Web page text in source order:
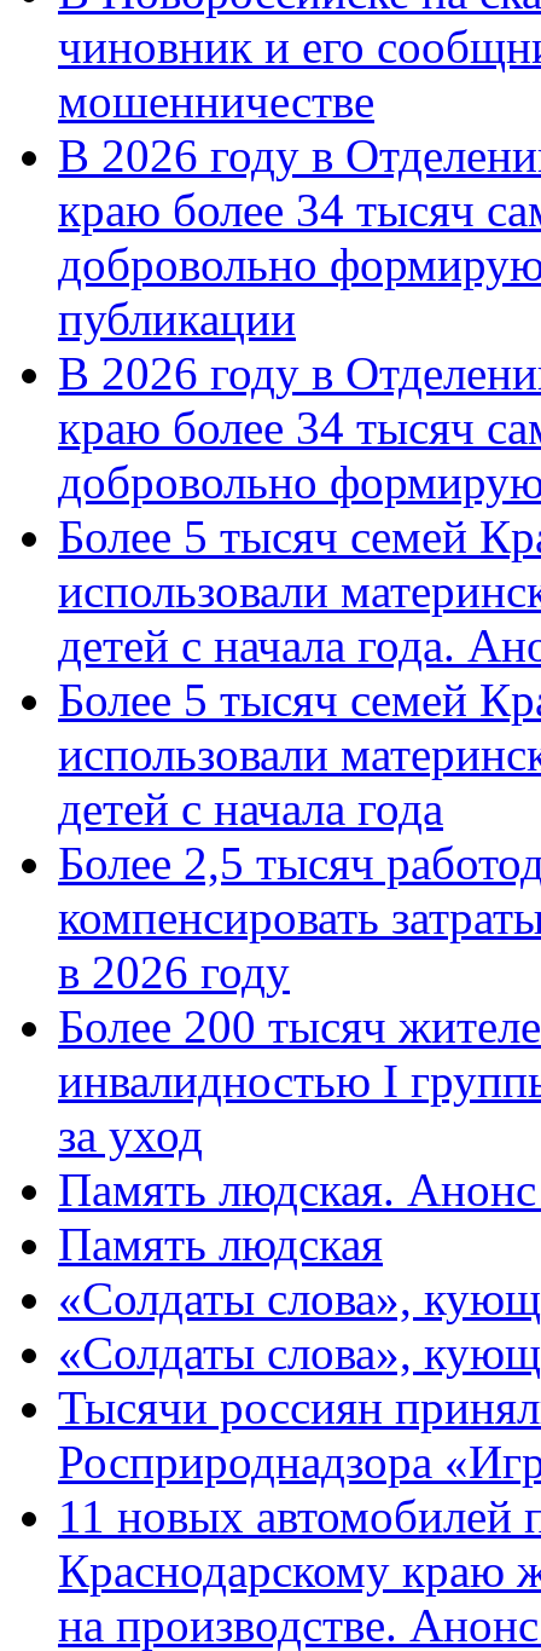
чиновник и его
мошенничестве
В 2026 году в
краю более 34 тысяч
добровольно
публикации
В 2026 году в
краю более 34 тысяч
добровольно
Более 5 тысяч семей
использовали
детей с начала года.
Более 5 тысяч семей
использовали
детей с начала года
Более 2,5 тысяч
компенсировать
в 2026 году
Более 200 тысяч
инвалидностью I
за уход
Память людская.
Память людская
«Солдаты слова»,
«Солдаты слова»,
Тысячи россиян
Росприроднадзора
11 новых автомобилей
Краснодарскому краю
на производстве.